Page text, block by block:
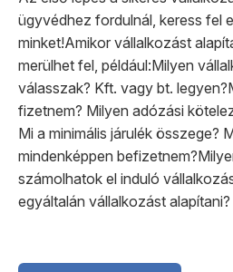
ügyvédhez fordulnál, keress fel
minket!Amikor vállalkozást
merülhet fel, például:Milyen
válasszak? Kft. vagy bt.
fizetnem? Milyen adózási
Mi a minimális járulék összege?
mindenképpen
számolhatok el induló
egyáltalán vállalkozást alapítani?